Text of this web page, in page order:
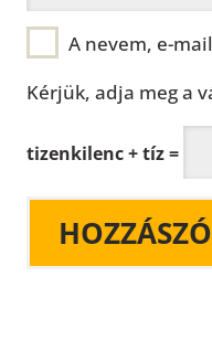
A nevem, e-
Kérjük, adja meg a
tizenkilenc + tíz =